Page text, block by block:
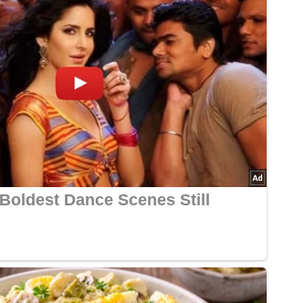
in kleine Würfel schneiden und zu den
geben. Kurz im Bratfett erhitzen
abschmecken.
mit etwas Mehl verrühren und zu den
Alles kurz aufkochen lassen, vom Feuer
in Aprikosensahne mit Reis,
und frischen Salaten.
Newsletter!